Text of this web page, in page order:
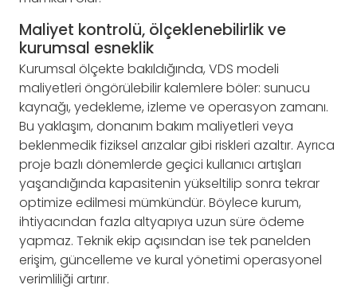
Maliyet kontrolü, ölçeklenebilirlik ve
kurumsal esneklik
Kurumsal ölçekte bakıldığında, VDS modeli
maliyetleri öngörülebilir kalemlere böler: sunucu
kaynağı, yedekleme, izleme ve operasyon zamanı.
Bu yaklaşım, donanım bakım maliyetleri veya
beklenmedik fiziksel arızalar gibi riskleri azaltır. Ayrıca
proje bazlı dönemlerde geçici kullanıcı artışları
yaşandığında kapasitenin yükseltilip sonra tekrar
optimize edilmesi mümkündür. Böylece kurum,
ihtiyacından fazla altyapıya uzun süre ödeme
yapmaz. Teknik ekip açısından ise tek panelden
erişim, güncelleme ve kural yönetimi operasyonel
verimliliği artırır.